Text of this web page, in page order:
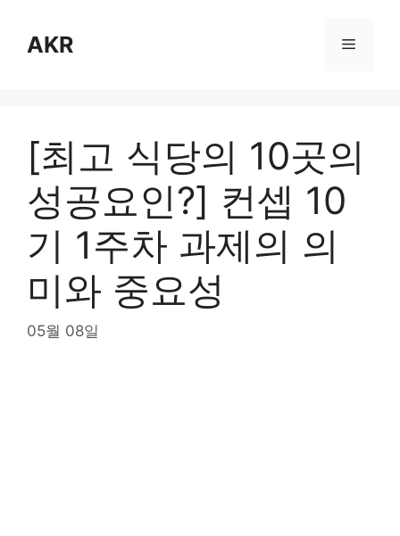
content
AKR Menu
[최고 식당의 10곳의
성공요인?] 컨셉 10
기 1주차 과제의 의
미와 중요성
05월 08일